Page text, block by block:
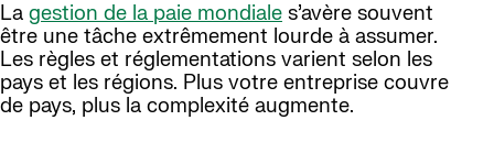
La gestion de la paie mondiale s’avère souvent
être une tâche extrêmement lourde à assumer.
Les règles et réglementations varient selon les
pays et les régions. Plus votre entreprise couvre
de pays, plus la complexité augmente.